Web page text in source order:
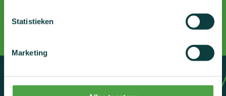
Statistieken
Marketing
Samen voor fairplay